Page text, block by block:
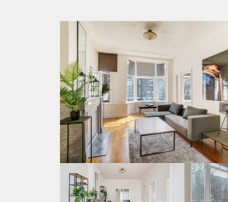
bedroom with lots of closet space and a nice view
The modern bathroom consists of a toilet, shower
Located at the Frederik Hendriklaan shopping
distance from several international institutions
Scheveningen (beach) and the city's center by
walking distance and the city center reachable
Key aspects
- Fully furnished
- Study room
- New renovated balcony terrace
- Fire place
- Price all-in
- Located in Statenkwartier area
Rental price: € 1.695,- including gas, water,